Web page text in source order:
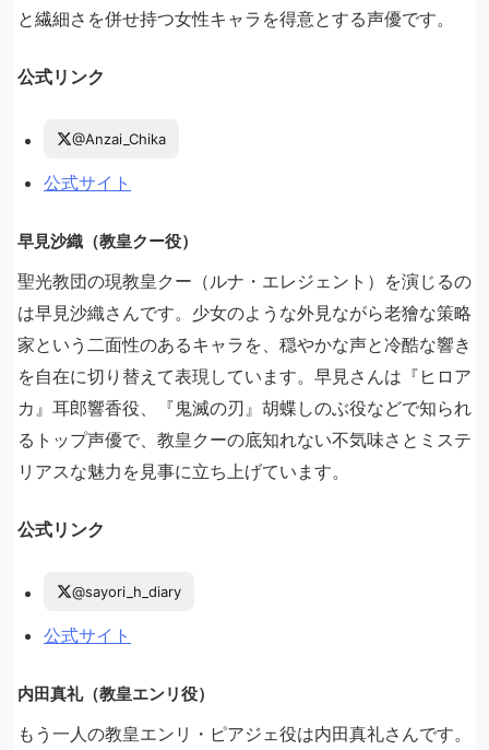
と繊細さを併せ持つ女性キャラを得意とする声優です。
公式リンク
@Anzai_Chika
公式サイト
早見沙織（教皇クー役）
聖光教団の現教皇クー（ルナ・エレジェント）を演じるの
は早見沙織さんです。少女のような外見ながら老獪な策略
家という二面性のあるキャラを、穏やかな声と冷酷な響き
を自在に切り替えて表現しています。早見さんは『ヒロア
カ』耳郎響香役、『鬼滅の刃』胡蝶しのぶ役などで知られ
るトップ声優で、教皇クーの底知れない不気味さとミステ
リアスな魅力を見事に立ち上げています。
公式リンク
@sayori_h_diary
公式サイト
内田真礼（教皇エンリ役）
もう一人の教皇エンリ・ピアジェ役は内田真礼さんです。